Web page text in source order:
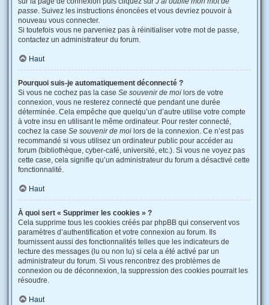
passe. Suivez les instructions énoncées et vous devriez pouvoir à
nouveau vous connecter.
Si toutefois vous ne parveniez pas à réinitialiser votre mot de passe,
contactez un administrateur du forum.
Haut
Pourquoi suis-je automatiquement déconnecté ?
Si vous ne cochez pas la case Se souvenir de moi lors de votre
connexion, vous ne resterez connecté que pendant une durée
déterminée. Cela empêche que quelqu’un d’autre utilise votre compte
à votre insu en utilisant le même ordinateur. Pour rester connecté,
cochez la case Se souvenir de moi lors de la connexion. Ce n’est pas
recommandé si vous utilisez un ordinateur public pour accéder au
forum (bibliothèque, cyber-café, université, etc.). Si vous ne voyez pas
cette case, cela signifie qu’un administrateur du forum a désactivé cette
fonctionnalité.
Haut
À quoi sert « Supprimer les cookies » ?
Cela supprime tous les cookies créés par phpBB qui conservent vos
paramètres d’authentification et votre connexion au forum. Ils
fournissent aussi des fonctionnalités telles que les indicateurs de
lecture des messages (lu ou non lu) si cela a été activé par un
administrateur du forum. Si vous rencontrez des problèmes de
connexion ou de déconnexion, la suppression des cookies pourrait les
résoudre.
Haut